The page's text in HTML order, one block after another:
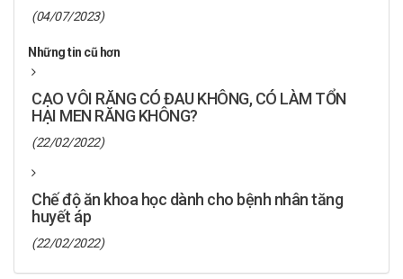
(04/07/2023)
Những tin cũ hơn
CẠO VÔI RĂNG CÓ ĐAU KHÔNG, CÓ LÀM TỔN
HẠI MEN RĂNG KHÔNG?
(22/02/2022)
Chế độ ăn khoa học dành cho bệnh nhân tăng
huyết áp
(22/02/2022)